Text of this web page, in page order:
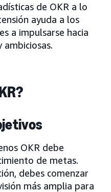
de OKR a lo
ayuda a los
a impulsarse hacia
ambiciosas.
OKR debe
de metas.
debes comenzar
más amplia para